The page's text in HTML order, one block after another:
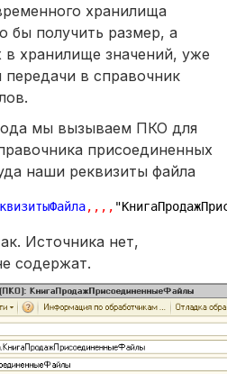
хранилища
бы получить размер, а
хранилище значений, уже
передачи в справочник
мы вызываем ПКО для
присоединенных
наши реквизиты файла
, , , ,
Источника нет,
содержат.